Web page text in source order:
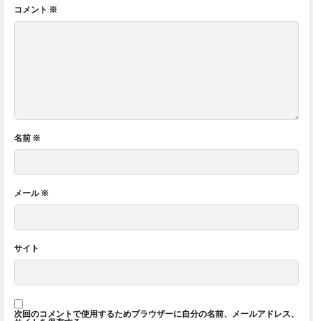
コメント ※
名前 ※
メール※
サイト
次回のコメントで使用するためブラウザーに自分の名前、メールアドレス、